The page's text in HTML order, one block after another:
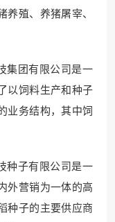
养殖、养猪屠宰、
集团有限公司是一
以饲料生产和种子
业务结构，其中饲
种子有限公司是一
外营销为一体的高
种子的主要供应商